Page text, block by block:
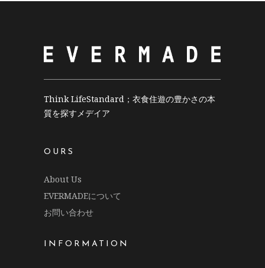
Think LifeStandard；衣食住遊の豊かさの本
質を探すメデイア
OURS
About Us
EVERMADEについて
お問い合わせ
INFORMATION